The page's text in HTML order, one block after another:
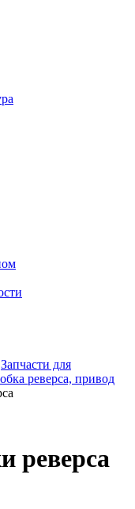
Запчасти для
реверса, привод
реверса